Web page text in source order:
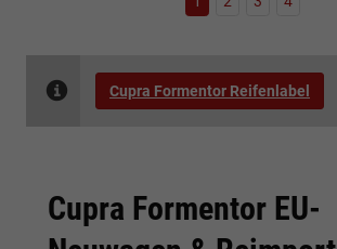
Cupra Formentor Reifenlabel
Cupra Formentor EU-